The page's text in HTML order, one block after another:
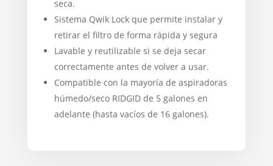
seca.
Sistema Qwik Lock que permite instalar y
retirar el filtro de forma rápida y segura
Lavable y reutilizable si se deja secar
correctamente antes de volver a usar.
Compatible con la mayoría de aspiradoras
húmedo/seco RIDGID de 5 galones en
adelante (hasta vacíos de 16 galones).